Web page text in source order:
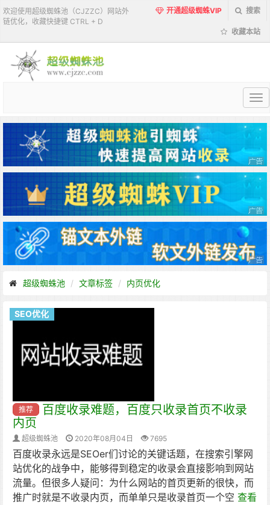
欢迎使用超级蜘蛛池（CJZZC）网站外
链优化，收藏快捷键 CTRL + D
开通超级蜘蛛VIP 搜索
收藏本站
超
蜘
蛛
池
超级蜘蛛池 文章标签 内页优化
SEO优化
推荐
百度收录难题，百度只收录首页不收录
内页
超级蜘蛛池 2020年08月04日 7695
百度收录永远是SEOer们讨论的关键话题，在搜索引擎网
站优化的战争中，能够得到稳定的收录会直接影响到网站
流量。但很多人疑问：为什么网站的首页更新的很快，而
推广时就是不收录内页，而单单只是收录首页一个空 查看